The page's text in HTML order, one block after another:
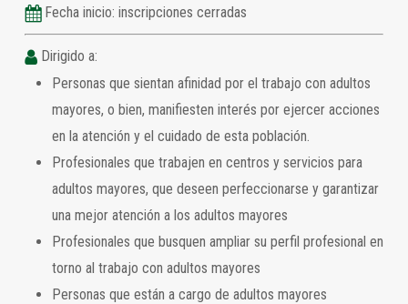
Fecha inicio: inscripciones cerradas
Dirigido a:
Personas que sientan afinidad por el trabajo con adultos
mayores, o bien, manifiesten interés por ejercer acciones
en la atención y el cuidado de esta población.
Profesionales que trabajen en centros y servicios para
adultos mayores, que deseen perfeccionarse y garantizar
una mejor atención a los adultos mayores
Profesionales que busquen ampliar su perfil profesional en
torno al trabajo con adultos mayores
Personas que están a cargo de adultos mayores